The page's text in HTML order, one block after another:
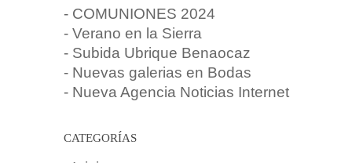
- COMUNIONES 2024
- Verano en la Sierra
- Subida Ubrique Benaocaz
- Nuevas galerias en Bodas
- Nueva Agencia Noticias Internet
CATEGORÍAS